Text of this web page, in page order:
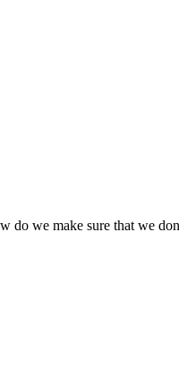
we make sure that we